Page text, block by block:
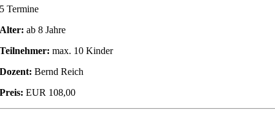
5 Termine
Alter: ab 8 Jahre
Teilnehmer: max. 10 Kinder
Dozent: Bernd Reich
Preis: EUR 108,00